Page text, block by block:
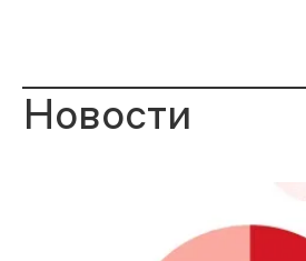
Новости